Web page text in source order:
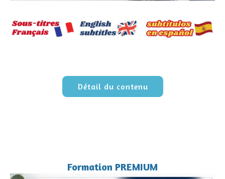
Détail du contenu
Formation PREMIUM